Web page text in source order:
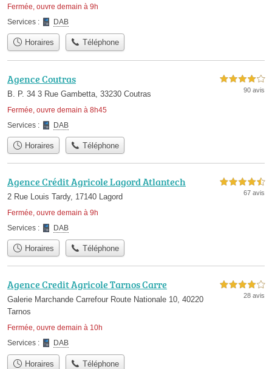
Fermée, ouvre demain à 9h
Services :
DAB
Horaires Téléphone
Agence Coutras
B. P. 34 3 Rue Gambetta, 33230 Coutras
Fermée, ouvre demain à 8h45
4,0 étoiles sur 5
90 avis
Services : DAB
Horaires Téléphone
Agence Crédit Agricole Lagord Atlantech
2 Rue Louis Tardy, 17140 Lagord
Fermée, ouvre demain à 9h
4,5 étoiles sur 5
67 avis
Services : DAB
Horaires Téléphone
Agence Credit Agricole Tarnos Carre
Galerie Marchande Carrefour Route Nationale 10, 40220
Tarnos
Fermée, ouvre demain à 10h
4,0 étoiles sur 5
28 avis
Services : DAB
Horaires Téléphone